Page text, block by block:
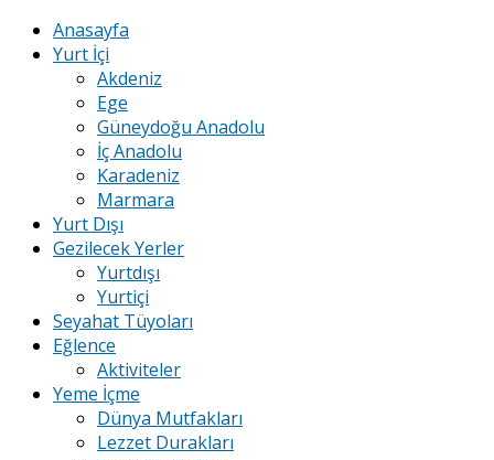
Anasayfa
Yurt İçi
Akdeniz
Ege
Güneydoğu Anadolu
İç Anadolu
Karadeniz
Marmara
Yurt Dışı
Gezilecek Yerler
Yurtdışı
Yurtiçi
Seyahat Tüyoları
Eğlence
Aktiviteler
Yeme İçme
Dünya Mutfakları
Lezzet Durakları